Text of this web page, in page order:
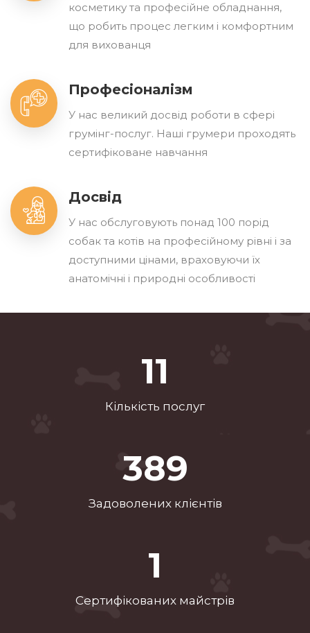
косметику та професійне обладнання,
що робить процес легким і комфортним
для вихованця
Професіоналізм
У нас великий досвід роботи в сфері
грумінг-послуг. Нашi грумери проходять
сертифіковане навчання
Досвід
У нас обслуговують понад 100 порід
собак та котів на професійному рівні і за
доступними цінами, враховуючи їх
анатомічні і природні особливості
17
Кількість послуг
594
Задоволених клієнтів
2
Сертифікованих майстрів